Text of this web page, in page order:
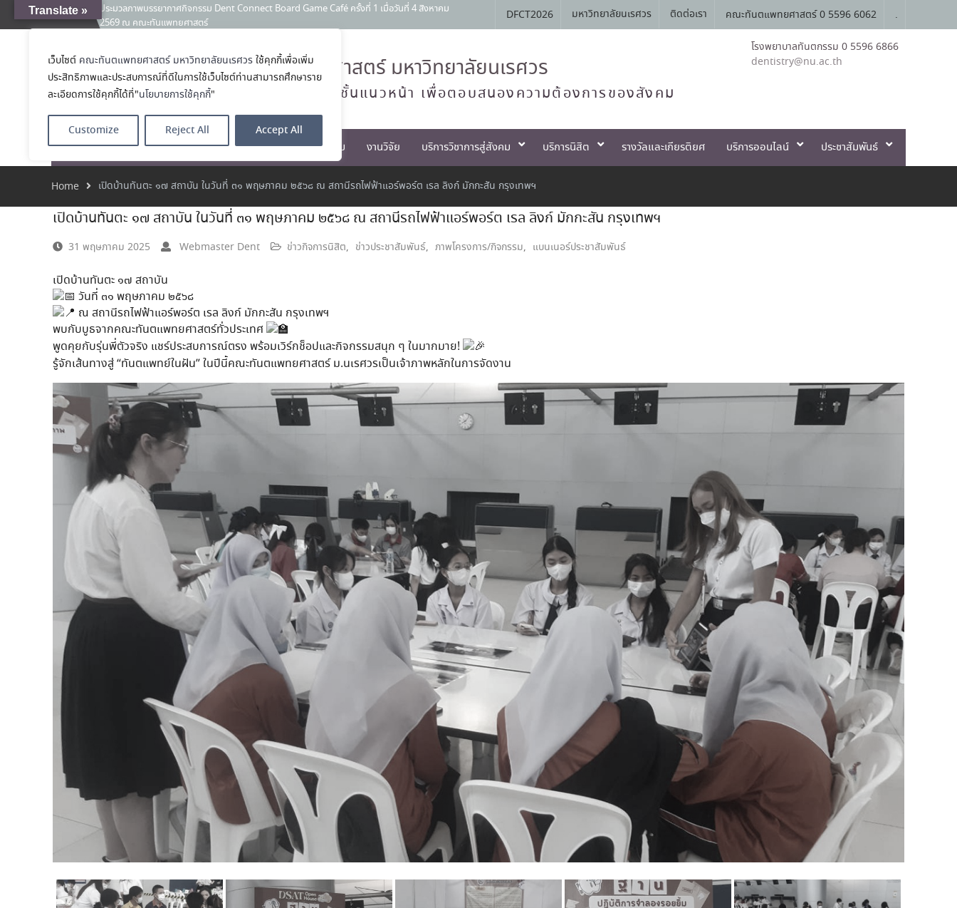
เว็บไซต์ คณะทันตแพทยศาสตร์ มหาวิทยาลัยนเรศวร ใช้คุกกี้เพื่อเพิ่ม
ประสิทธิภาพและประสบการณ์ที่ดีในการใช้เว็บไซต์ท่านสามารถศึกษาราย
ละเอียดการใช้คุกกี้ได้ที่"นโยบายการใช้คุกกี้"
Customize Reject All Accept All
News:
คณะทันตแพทยศาสตร์ มหาวิทยาลัยนเรศวร ร่วมออกบูธประชาสัมพันธ์ หลักสูตรทันตแพทยศาสตรบัณฑิต
และหลักสูตรประกาศนียบัตรผู้ช่วยทันตแพทย์ ในโครงการ Open House 2026 กิจกรรม NU Explore:
(เงินรายได้) ตำแหน่ง ผู้ปฏิบัติงานทันตกรรม
DFCT2026 มหาวิทยาลัยนเรศวร ติดต่อเรา คณะทันตแพทยศาสตร์ 0 5596 6062 .
คณะทันตแพทยศาสตร์ มหาวิทยาลัยนเรศวร
โรงเรียนทันตแพทย์ชั้นแนวหน้า เพื่อตอบสนองความต้องการของสังคม
โรงพยาบาลทันตกรรม 0 5596 6866
dentistry@nu.ac.th
หน้าแรก เกี่ยวกับ หลักสูตร โรงพยาบาลทันตกรรม งานวิจัย บริการวิชาการสู่สังคม บริการนิสิต รางวัลและเกียรติยศ บริการออนไลน์ ประชาสัมพันธ์
Home เปิดบ้านทันตะ ๑๗ สถาบัน ในวันที่ ๓๑ พฤษภาคม ๒๕๖๘ ณ สถานีรถไฟฟ้าแอร์พอร์ต เรล ลิงก์ มักกะสัน กรุงเทพฯ
เปิดบ้านทันตะ ๑๗ สถาบัน ในวันที่ ๓๑ พฤษภาคม ๒๕๖๘ ณ สถานีรถไฟฟ้าแอร์พอร์ต เรล ลิงก์ มักกะสัน กรุงเทพฯ
31 พฤษภาคม 2025 Webmaster Dent ข่าวกิจการนิสิต, ข่าวประชาสัมพันธ์, ภาพโครงการ/กิจกรรม, แบนเนอร์ประชาสัมพันธ์
เปิดบ้านทันตะ ๑๗ สถาบัน
วันที่ ๓๑ พฤษภาคม ๒๕๖๘
ณ สถานีรถไฟฟ้าแอร์พอร์ต เรล ลิงก์ มักกะสัน กรุงเทพฯ
พบกับบูธจากคณะทันตแพทยศาสตร์ทั่วประเทศ
พูดคุยกับรุ่นพี่ตัวจริง แชร์ประสบการณ์ตรง พร้อมเวิร์กช็อปและกิจกรรมสนุก ๆ ในมากมาย!
รู้จักเส้นทางสู่ “ทันตแพทย์ในฝัน” ในปีนี้คณะทันตแพทยศาสตร์ ม.นเรศวรเป็นเจ้าภาพหลักในการจัดงาน
Translate »